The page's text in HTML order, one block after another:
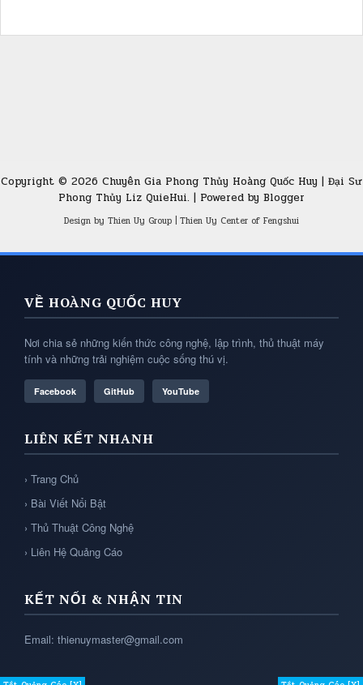
Copyright © 2026 Chuyên Gia Phong Thủy Hoàng Quốc Huy | Đại Sư
Phong Thủy Liz QuieHui. | Powered by Blogger
Design by Thien Uy Group Thien Uy Center of Fengshui
VỀ HOÀNG QUỐC HUY
Nơi chia sẻ những kiến thức công nghệ, lập trình, thủ thuật máy
tính và những trải nghiệm cuộc sống thú vị.
Facebook GitHub YouTube
LIÊN KẾT NHANH
› Trang Chủ
› Bài Viết Nổi Bật
› Thủ Thuật Công Nghệ
› Liên Hệ Quảng Cáo
KẾT NỐI & NHẬN TIN
Email: thienuymaster@gmail.com